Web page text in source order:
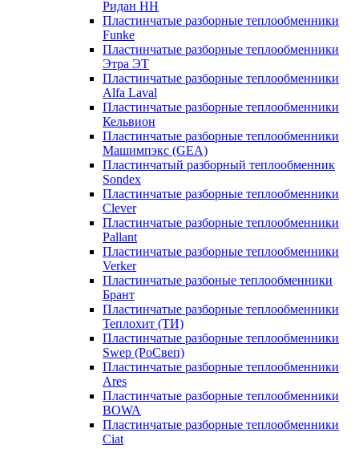
Ридан НН
Пластинчатые разборные теплообменники
Funke
Пластинчатые разборные теплообменники
Этра ЭТ
Пластинчатые разборные теплообменники
Alfa Laval
Пластинчатые разборные теплообменники
Кельвион
Пластинчатые разборные теплообменники
Машимпэкс (GEA)
Пластинчатый разборный теплообменник
Sondex
Пластинчатые разборные теплообменники
Clever
Пластинчатые разборные теплообменники
Pallant
Пластинчатые разборные теплообменники
Verker
Пластинчатые разбоные теплообменники
Брант
Пластинчатые разборные теплообменники
Теплохит (ТИ)
Пластинчатые разборные теплообменники
Swep (РоСвеп)
Пластинчатые разборные теплообменники
Ares
Пластинчатые разборные теплообменники
BOWA
Пластинчатые разборные теплообменники
Ciat